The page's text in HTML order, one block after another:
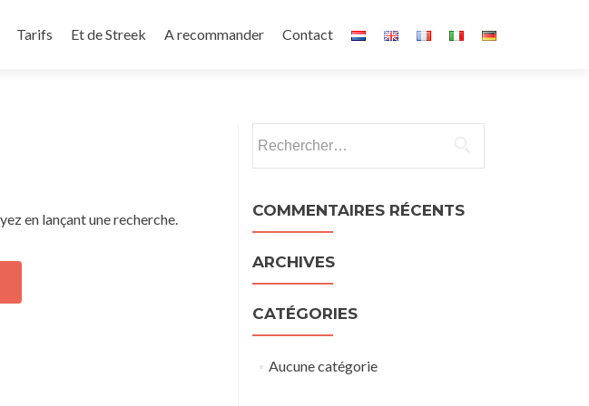
Tarifs Et de Streek A recommander Contact
en lançant une recherche. COMMENTAIRES RÉCENTS
ARCHIVES
CATÉGORIES
Aucune catégorie